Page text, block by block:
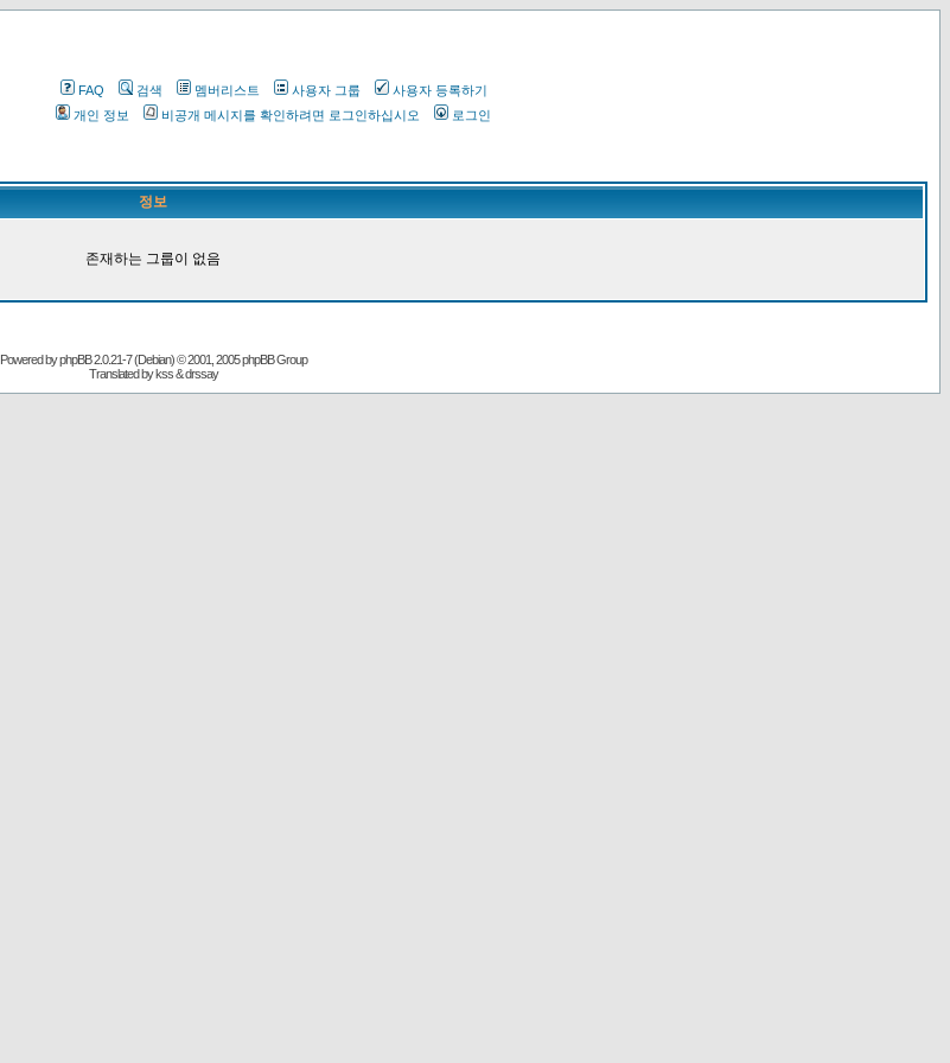
FAQ 검색 멤버리스트 사용자 그룹
사용자 등록하기
개인 정보
비공개 메시지를 확인하려면 로그인하십시오 로그인
정보
존재하는 그룹이 없음
Powered byphpBB2.0.21-7 (Debian) © 2001, 2005 phpBB Group
Translated by kss & drssay